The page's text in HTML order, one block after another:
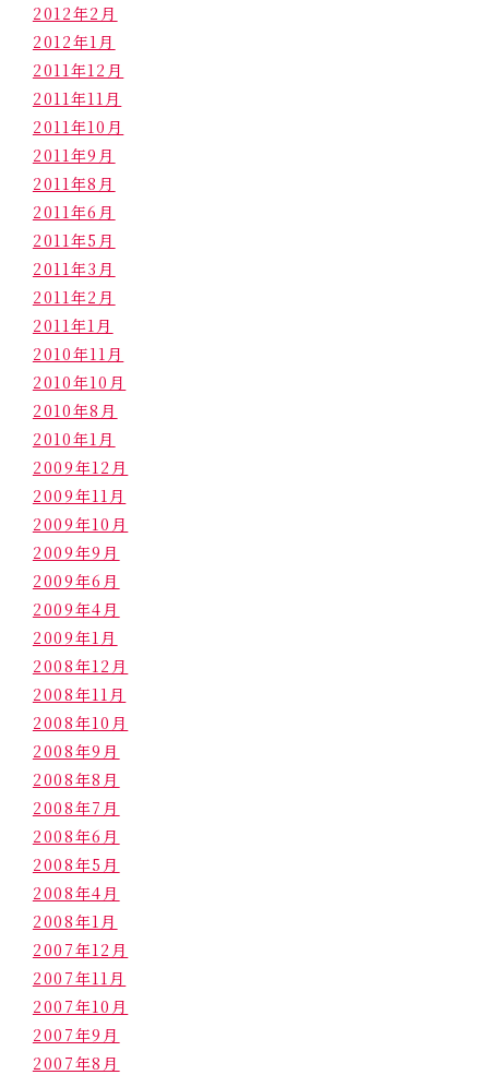
2012年2月
2012年1月
2011年12月
2011年11月
2011年10月
2011年9月
2011年8月
2011年6月
2011年5月
2011年3月
2011年2月
2011年1月
2010年11月
2010年10月
2010年8月
2010年1月
2009年12月
2009年11月
2009年10月
2009年9月
2009年6月
2009年4月
2009年1月
2008年12月
2008年11月
2008年10月
2008年9月
2008年8月
2008年7月
2008年6月
2008年5月
2008年4月
2008年1月
2007年12月
2007年11月
2007年10月
2007年9月
2007年8月